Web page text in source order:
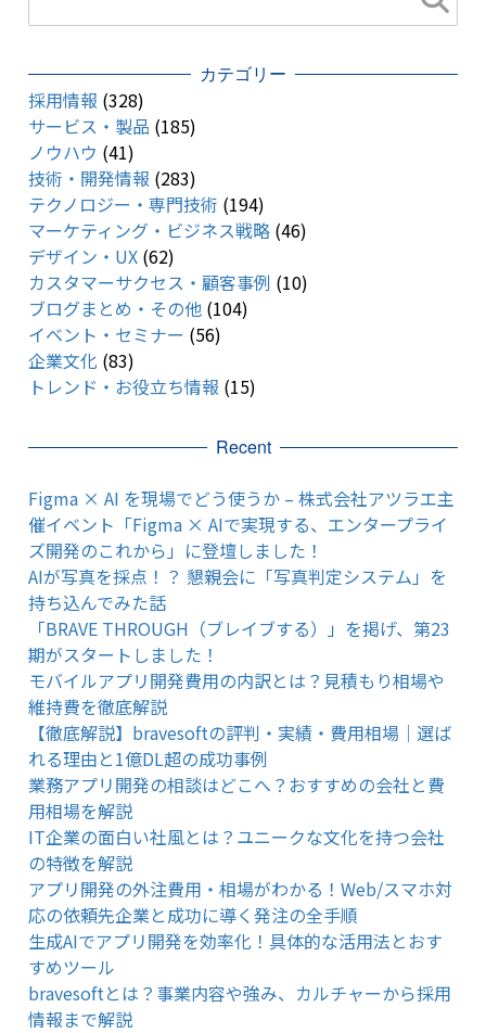
カテゴリー
採用情報 (328)
サービス・製品 (185)
ノウハウ (41)
技術・開発情報 (283)
テクノロジー・専門技術 (194)
マーケティング・ビジネス戦略(46)
デザイン・UX(62)
カスタマーサクセス・顧客事例 (10)
ブログまとめ・その他(104)
イベント・セミナー (56)
企業文化 (83)
トレンド・お役立ち情報 (15)
Recent
Figma × AI を現場でどう使うか – 株式会社アツラエ主
催イベント「Figma × AIで実現する、エンタープライ
ズ開発のこれから」に登壇しました！
AIが写真を採点！？ 懇親会に「写真判定システム」を
持ち込んでみた話
「BRAVE THROUGH（ブレイブする）」を掲げ、第23
期がスタートしました！
モバイルアプリ開発費用の内訳とは？見積もり相場や
維持費を徹底解説
【徹底解説】bravesoftの評判・実績・費用相場｜選ば
れる理由と1億DL超の成功事例
業務アプリ開発の相談はどこへ？おすすめの会社と費
用相場を解説
IT企業の面白い社風とは？ユニークな文化を持つ会社
の特徴を解説
アプリ開発の外注費用・相場がわかる！Web/スマホ対
応の依頼先企業と成功に導く発注の全手順
生成AIでアプリ開発を効率化！具体的な活用法とおす
すめツール
bravesoftとは？事業内容や強み、カルチャーから採用
情報まで解説